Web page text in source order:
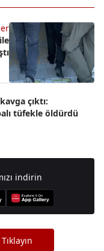
çıktı:
tüfekle öldürdü
indirin